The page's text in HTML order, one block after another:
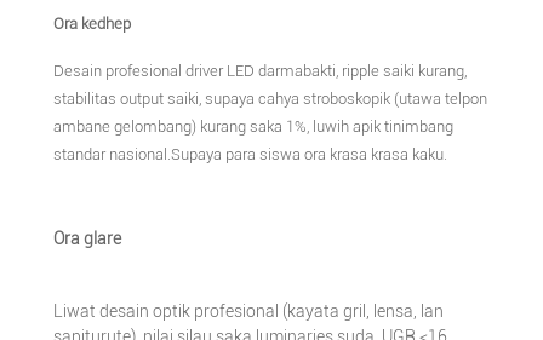
Ora kedhep
Desain profesional driver LED darmabakti, ripple saiki kurang,
stabilitas output saiki, supaya cahya stroboskopik (utawa telpon
ambane gelombang) kurang saka 1%, luwih apik tinimbang
standar nasional.Supaya para siswa ora krasa krasa kaku.
Ora glare
Liwat desain optik profesional (kayata gril, lensa, lan